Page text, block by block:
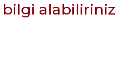
bilgi alabiliriniz